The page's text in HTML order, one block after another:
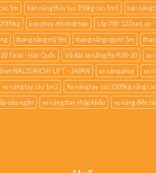
1m Bàn nâng thủy lực 350kg cao 1m5 bàn nâng
kẹp phuy đôi nhật bản Lốp 700-12 DunLop-
thang nâng mỹ 9m thang nâng người 5m
Tiron - Hàn Quốc Vỏ đặc xe nâng Pio 9.00-20 xe
NAL35 NICHI-LIFT – JAPAN
xe nâng phuy xe
xe nâng tay cao 1m2 Xe nâng tay cao 1500kg nâng
siêu ngắn xe nâng ttay nhập khẩu xe nâng điện